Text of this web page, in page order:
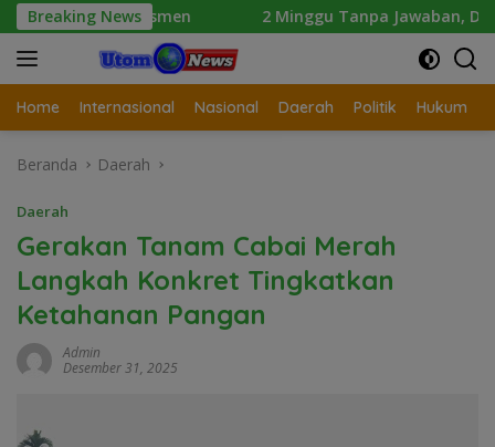
Langsung
ke
konten
Breaking News 2 Minggu Tanpa Jawaban, DPD Mosi
Home Internasional Nasional Daerah Politik Hukum
Beranda Daerah
Daerah
Gerakan Tanam Cabai Merah
Langkah Konkret Tingkatkan
Ketahanan Pangan
Admin
Desember 31, 2025